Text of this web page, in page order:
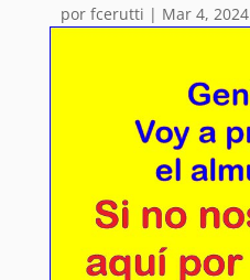
porfcerutti | Mar 4, 2024